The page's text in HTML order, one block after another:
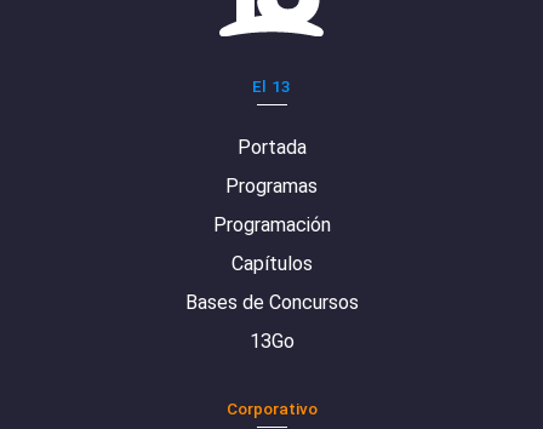
El 13
Portada
Programas
Programación
Capítulos
Bases de Concursos
13Go
Corporativo